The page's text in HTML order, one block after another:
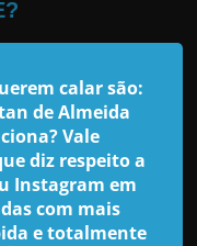
calar são:
de Almeida
Vale
diz respeito a
Instagram em
com mais
e totalmente